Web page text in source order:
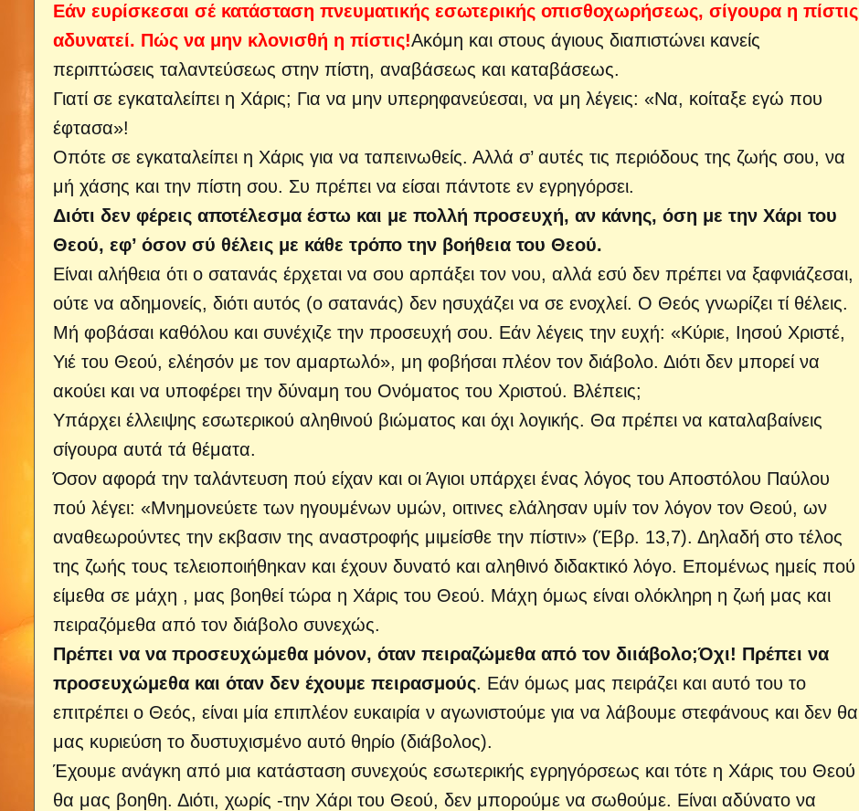
Εάν ευρίσκεσαι σέ κατάσταση πνευματικής εσωτερικής οπισθοχωρήσεως, σίγουρα η πίστις
αδυνατεί. Πώς να μην κλονισθή η πίστις!Ακόμη και στους άγιους διαπιστώνει κανείς
περιπτώσεις ταλαντεύσεως στην πίστη, αναβάσεως και καταβάσεως.
Γιατί σε εγκαταλείπει η Χάρις; Για να μην υπερηφανεύεσαι, να μη λέγεις: «Να, κοίταξε εγώ που
έφτασα»!
Οπότε σε εγκαταλείπει η Χάρις για να ταπεινωθείς. Αλλά σ’ αυτές τις περιόδους της ζωής σου, να
μή χάσης και την πίστη σου. Συ πρέπει να είσαι πάντοτε εν εγρηγόρσει.
Διότι δεν φέρεις αποτέλεσμα έστω και με πολλή προσευχή, αν κάνης, όση με την Χάρι του
Θεού, εφ’ όσον σύ θέλεις με κάθε τρόπο την βοήθεια του Θεού.
Είναι αλήθεια ότι ο σατανάς έρχεται να σου αρπάξει τον νου, αλλά εσύ δεν πρέπει να ξαφνιάζεσαι,
ούτε να αδημονείς, διότι αυτός (ο σατανάς) δεν ησυχάζει να σε ενοχλεί. Ο Θεός γνωρίζει τί θέλεις.
Μή φοβάσαι καθόλου και συνέχιζε την προσευχή σου. Εάν λέγεις την ευχή: «Κύριε, Ιησού Χριστέ,
Υιέ του Θεού, ελέησόν με τον αμαρτωλό», μη φοβήσαι πλέον τον διάβολο. Διότι δεν μπορεί να
ακούει και να υποφέρει την δύναμη του Ονόματος του Χριστού. Βλέπεις;
Υπάρχει έλλειψης εσωτερικού αληθινού βιώματος και όχι λογικής. Θα πρέπει να καταλαβαίνεις
σίγουρα αυτά τά θέματα.
Όσον αφορά την ταλάντευση πού είχαν και οι Άγιοι υπάρχει ένας λόγος του Αποστόλου Παύλου
πού λέγει: «Μνημονεύετε των ηγουμένων υμών, οιτινες ελάλησαν υμίν τον λόγον τον Θεού, ων
αναθεωρούντες την εκβασιν της αναστροφής μιμείσθε την πίστιν» (Έβρ. 13,7). Δηλαδή στο τέλος
της ζωής τους τελειοποιήθηκαν και έχουν δυνατό και αληθινό διδακτικό λόγο. Επομένως ημείς πού
είμεθα σε μάχη , μας βοηθεί τώρα η Χάρις του Θεού. Μάχη όμως είναι ολόκληρη η ζωή μας και
πειραζόμεθα από τον διάβολο συνεχώς.
Πρέπει να να προσευχώμεθα μόνον, όταν πειραζώμεθα από τον διιάβολο;Όχι! Πρέπει να
προσευχώμεθα και όταν δεν έχουμε πειρασμούς. Εάν όμως μας πειράζει και αυτό του το
επιτρέπει ο Θεός, είναι μία επιπλέον ευκαιρία ν αγωνιστούμε για να λάβουμε στεφάνους και δεν θα
μας κυριεύση το δυστυχισμένο αυτό θηρίο (διάβολος).
Έχουμε ανάγκη από μια κατάσταση συνεχούς εσωτερικής εγρηγόρσεως και τότε η Χάρις του Θεού
θα μας βοηθη. Διότι, χωρίς -την Χάρι του Θεού, δεν μπορούμε να σωθούμε. Είναι αδύνατο να